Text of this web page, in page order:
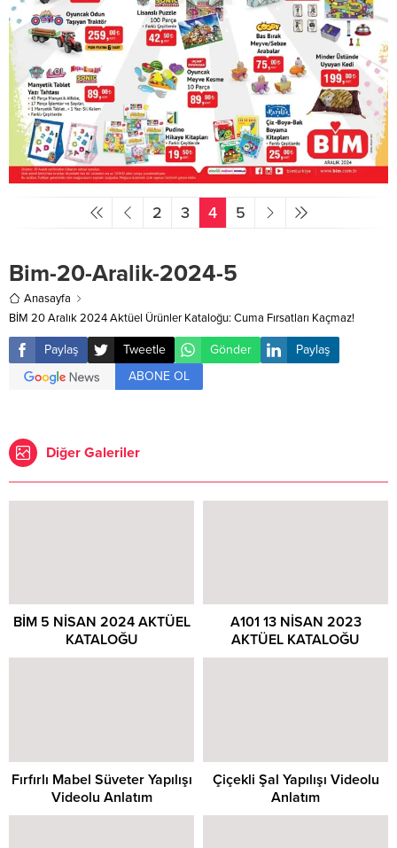
2 3 4 5
Bim-20-Aralik-2024-5
Anasayfa
BİM 20 Aralık 2024 Aktüel Ürünler Kataloğu: Cuma Fırsatları Kaçmaz!
Paylaş Tweetle Gönder
Paylaş
ABONE OL
Diğer Galeriler
BİM 5 NİSAN 2024 AKTÜEL
KATALOĞU
A101 13 NİSAN 2023
AKTÜEL KATALOĞU
Fırfırlı Mabel Süveter Yapılışı
Videolu Anlatım
Çiçekli Şal Yapılışı Videolu
Anlatım